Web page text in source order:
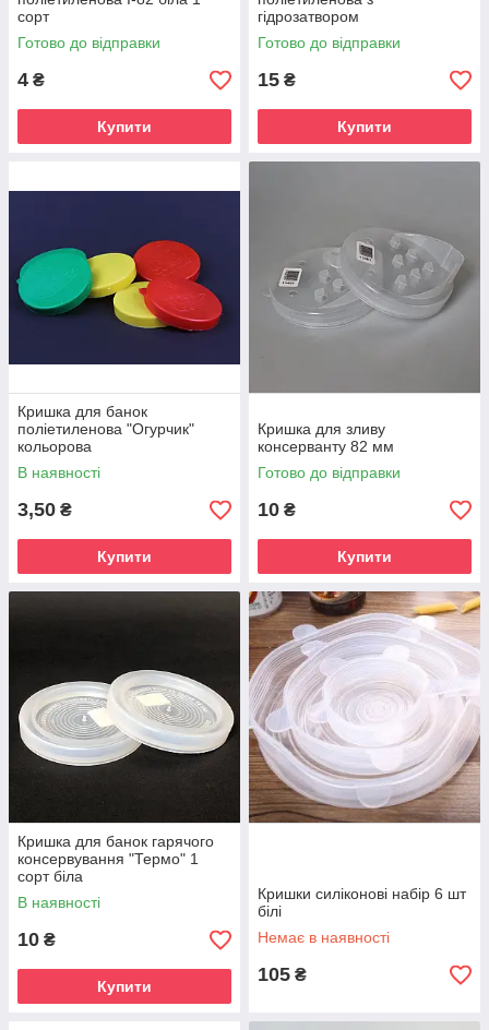
сорт
Готово до відправки
4 ₴
Купити
гідрозатвором
Готово до відправки
15 ₴
Купити
Кришка для банок
поліетиленова "Огурчик"
кольорова
В наявності
3,50 ₴
Купити
Кришка для зливу
консерванту 82 мм
Готово до відправки
10 ₴
Купити
Кришка для банок гарячого
консервування "Термо" 1
сорт біла
В наявності
10 ₴
Купити
Кришки силіконові набір 6 шт
білі
Немає в наявності
105 ₴